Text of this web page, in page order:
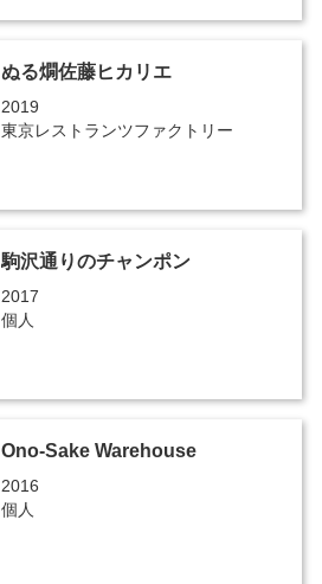
ぬる燗佐藤ヒカリエ
2019
東京レストランツファクトリー
駒沢通りのチャンポン
2017
個人
Ono-Sake Warehouse
2016
個人